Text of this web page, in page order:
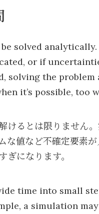
solved
or if
solving the
it’s possible, too
けるとは限りません
な値など不確定要素
ぎになります。
time into small
a simulation